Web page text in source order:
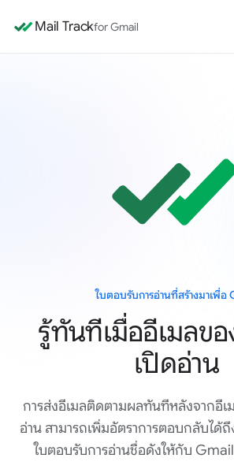
Mail Trackfor Gmail
ใบตอบรับการอ่านที่สร้างมาเพื่อ
รู้ทันทีเมื่ออีเมลข
เปิดอ่าน
การส่งอีเมลติดตามผลทันทีหลังจากอี
อ่าน สามารถเพิ่มอัตราการตอบกลับได้
ใบตอบรับการอ่านชื่อดังให้กับ